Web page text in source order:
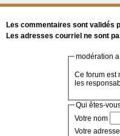
Les commentaires sont validés
Les adresses courriel ne sont
modération
Ce forum est
les
Qui êtes-
Votre nom
Votre